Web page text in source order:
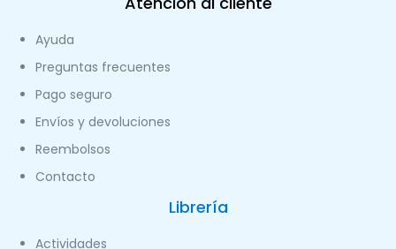
Ayuda
Preguntas frecuentes
Pago seguro
Envíos y devoluciones
Reembolsos
Contacto
Librería
Actividades